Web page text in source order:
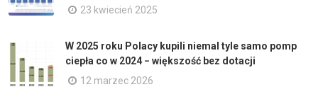
23 kwiecień 2025
W 2025 roku Polacy kupili niemal tyle samo pomp
ciepła co w 2024 − większość bez dotacji
12 marzec 2026